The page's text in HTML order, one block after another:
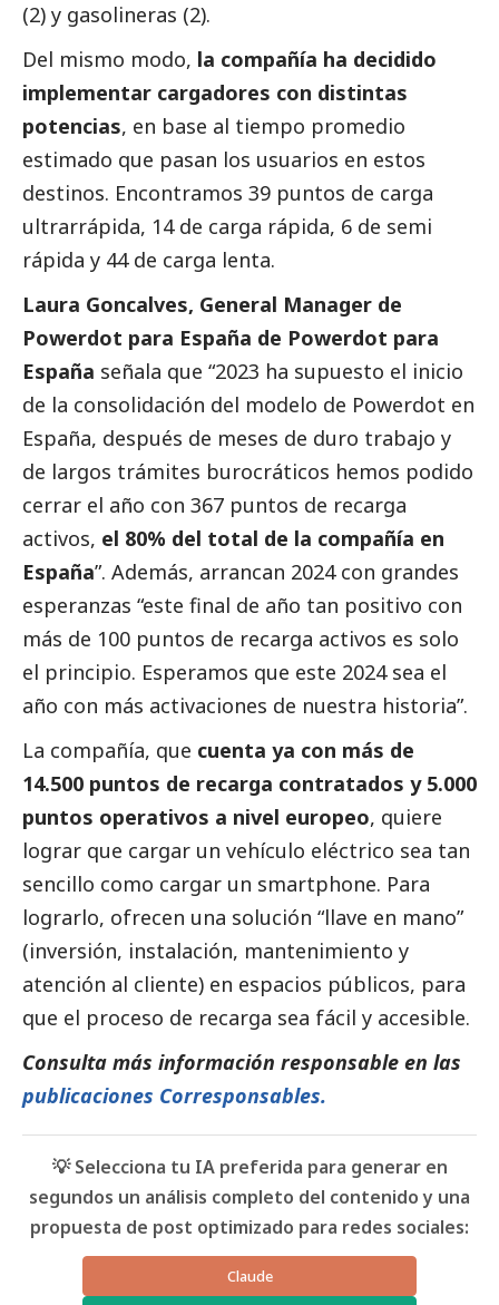
(2) y gasolineras (2).
Del mismo modo, la compañía ha decidido
implementar cargadores con distintas
potencias, en base al tiempo promedio
estimado que pasan los usuarios en estos
destinos. Encontramos 39 puntos de carga
ultrarrápida, 14 de carga rápida, 6 de semi
rápida y 44 de carga lenta.
Laura Goncalves, General Manager de
Powerdot para España de Powerdot para
España señala que “2023 ha supuesto el inicio
de la consolidación del modelo de Powerdot en
España, después de meses de duro trabajo y
de largos trámites burocráticos hemos podido
cerrar el año con 367 puntos de recarga
activos, el 80% del total de la compañía en
España”. Además, arrancan 2024 con grandes
esperanzas “este final de año tan positivo con
más de 100 puntos de recarga activos es solo
el principio. Esperamos que este 2024 sea el
año con más activaciones de nuestra historia”.
La compañía, que cuenta ya con más de
14.500 puntos de recarga contratados y 5.000
puntos operativos a nivel europeo, quiere
lograr que cargar un vehículo eléctrico sea tan
sencillo como cargar un smartphone. Para
lograrlo, ofrecen una solución “llave en mano”
(inversión, instalación, mantenimiento y
atención al cliente) en espacios públicos, para
que el proceso de recarga sea fácil y accesible.
Consulta más información responsable en las
publicaciones Corresponsables.
💡 Selecciona tu IA preferida para generar en
segundos un análisis completo del contenido y una
propuesta de post optimizado para redes sociales:
Claude